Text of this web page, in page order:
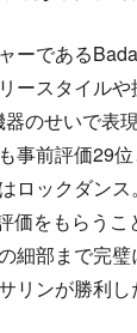
ーである
ースタイル
のせいで表
事前評価29
ロックダン
価をもらう
細部まで完
リンが勝利し